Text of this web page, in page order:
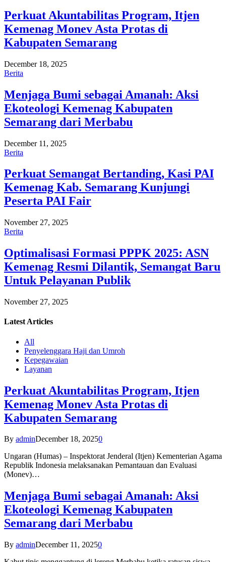
Perkuat Akuntabilitas Program, Itjen
Kemenag Monev Asta Protas di
Kabupaten Semarang
December 18, 2025
Berita
Menjaga Bumi sebagai Amanah: Aksi
Ekoteologi Kemenag Kabupaten
Semarang dari Merbabu
December 11, 2025
Berita
Perkuat Semangat Bertanding, Kasi PAI
Kemenag Kab. Semarang Kunjungi
Peserta PAI Fair
November 27, 2025
Berita
Optimalisasi Formasi PPPK 2025: ASN
Kemenag Resmi Dilantik, Semangat Baru
Untuk Pelayanan Publik
November 27, 2025
Latest Articles
All
Penyelenggara Haji dan Umroh
Kepegawaian
Layanan
Perkuat Akuntabilitas Program, Itjen
Kemenag Monev Asta Protas di
Kabupaten Semarang
By adminDecember 18, 20250
Ungaran (Humas) – Inspektorat Jenderal (Itjen) Kementerian Agama
Republik Indonesia melaksanakan Pemantauan dan Evaluasi
(Monev)…
Menjaga Bumi sebagai Amanah: Aksi
Ekoteologi Kemenag Kabupaten
Semarang dari Merbabu
By adminDecember 11, 20250